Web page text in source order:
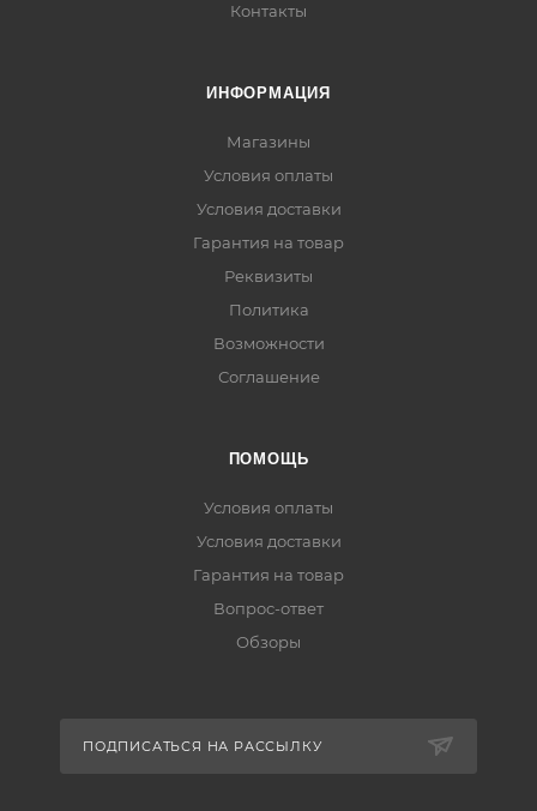
Контакты
ИНФОРМАЦИЯ
Магазины
Условия оплаты
Условия доставки
Гарантия на товар
Реквизиты
Политика
Возможности
Соглашение
ПОМОЩЬ
Условия оплаты
Условия доставки
Гарантия на товар
Вопрос-ответ
Обзоры
ПОДПИСАТЬСЯ НА РАССЫЛКУ